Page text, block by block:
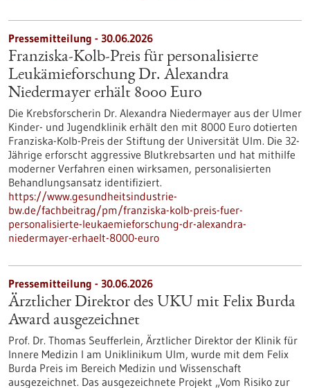
Pressemitteilung - 30.06.2026
Franziska-Kolb-Preis für personalisierte
Leukämieforschung Dr. Alexandra
Niedermayer erhält 8000 Euro
Die Krebsforscherin Dr. Alexandra Niedermayer aus der Ulmer
Kinder- und Jugendklinik erhält den mit 8000 Euro dotierten
Franziska-Kolb-Preis der Stiftung der Universität Ulm. Die 32-
Jährige erforscht aggressive Blutkrebsarten und hat mithilfe
moderner Verfahren einen wirksamen, personalisierten
Behandlungsansatz identifiziert.
https://www.gesundheitsindustrie-
bw.de/fachbeitrag/pm/franziska-kolb-preis-fuer-
personalisierte-leukaemieforschung-dr-alexandra-
niedermayer-erhaelt-8000-euro
Pressemitteilung - 30.06.2026
Ärztlicher Direktor des UKU mit Felix Burda
Award ausgezeichnet
Prof. Dr. Thomas Seufferlein, Ärztlicher Direktor der Klinik für
Innere Medizin I am Uniklinikum Ulm, wurde mit dem Felix
Burda Preis im Bereich Medizin und Wissenschaft
ausgezeichnet. Das ausgezeichnete Projekt „Vom Risiko zur